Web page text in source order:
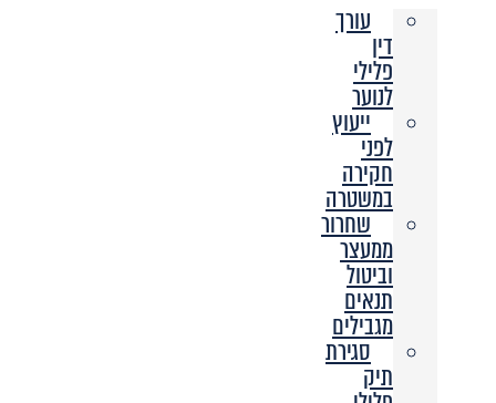
עורך
דין
פלילי
לנוער
ייעוץ
לפני
חקירה
במשטרה
שחרור
ממעצר
וביטול
תנאים
מגבילים
סגירת
תיק